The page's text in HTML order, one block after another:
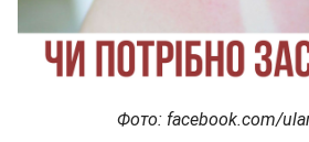
Фото: facebook.com/